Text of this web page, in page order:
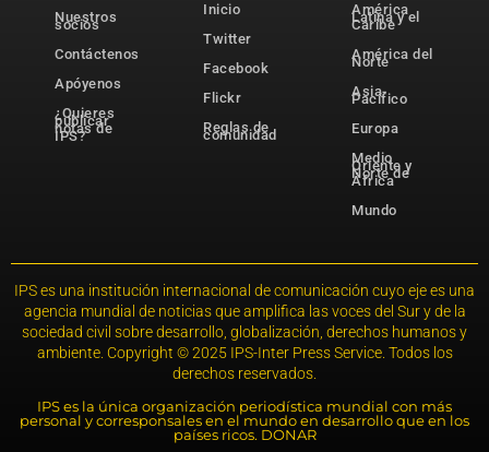
Nuestros
socios
Contáctenos
Apóyenos
¿Quieres
publicar
notas de
IPS?
Inicio
Twitter
Facebook
Flickr
Reglas de
comunidad
América
Latina y el
Caribe
América del
Norte
Asia-
Pacífico
Europa
Medio
Oriente y
Norte de
África
Mundo
IPS es una institución internacional de comunicación cuyo eje es una
agencia mundial de noticias que amplifica las voces del Sur y de la
sociedad civil sobre desarrollo, globalización, derechos humanos y
ambiente. Copyright © 2025 IPS-Inter Press Service. Todos los
derechos reservados.
IPS es la única organización periodística mundial con más
personal y corresponsales en el mundo en desarrollo que en los
países ricos. DONAR